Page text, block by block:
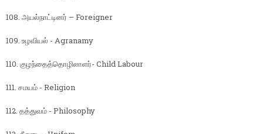
108. அயல்நாட்டினர் – Foreigner
109. உழவியல் - Agranamy
110. குழந்தைத்தொழிலாளர்- Child Labour
111. சமயம் - Religion
112. தத்துவம் - Philosophy